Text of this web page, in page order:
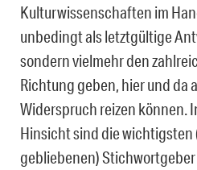
Kulturwissenschaften im
unbedingt als letztgültige
sondern vielmehr den
Richtung geben, hier und da
Widerspruch reizen können.
Hinsicht sind die
gebliebenen)